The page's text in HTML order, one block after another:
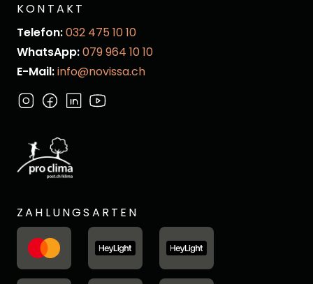
KONTAKT
Telefon:032 475 10 10
WhatsApp:079 964 10 10
E-Mail:info@novissa.ch
ZAHLUNGSARTEN